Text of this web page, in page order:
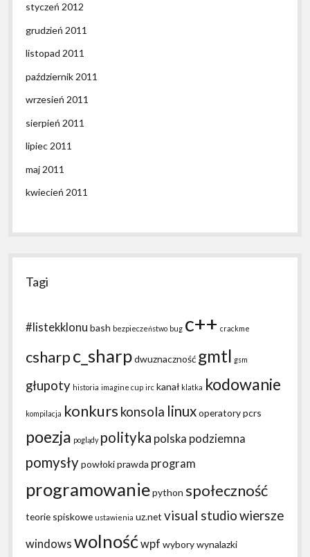
styczeń 2012
grudzień 2011
listopad 2011
październik 2011
wrzesień 2011
sierpień 2011
lipiec 2011
maj 2011
kwiecień 2011
Tagi
#listekklonu bash bezpieczeństwo bug c++ crackme
csharpc_sharpdwuznaczność gmtl gsm
głupoty historia imagine cup irc kanał klatka kodowanie
kompilacja konkurs konsola linuxoperatorypcrs
poezja poglądy polityka polska podziemna
pomysłypowłokiprawda program
programowaniepython społeczność
teorie spiskowe ustawienia uz.net visual studiowiersze
windows wolnośćwpf wyborywynalazki